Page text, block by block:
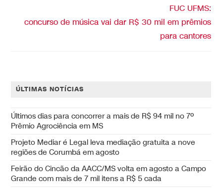
FUC UFMS:
concurso de música vai dar R$ 30 mil em prêmios
para cantores
ÚLTIMAS NOTÍCIAS
Últimos dias para concorrer a mais de R$ 94 mil no 7º
Prêmio Agrociência em MS
Projeto Mediar é Legal leva mediação gratuita a nove
regiões de Corumbá em agosto
Feirão do Cincão da AACC/MS volta em agosto a Campo
Grande com mais de 7 mil itens a R$ 5 cada